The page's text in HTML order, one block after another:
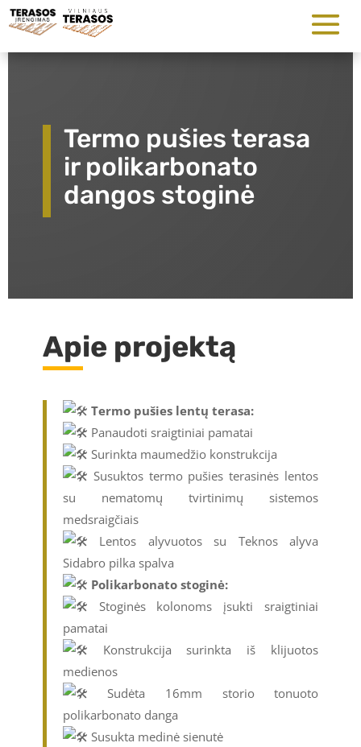
Termo pušies terasa
ir polikarbonato
dangos stoginė
Apie projektą
Termo pušies lentų terasa:
Panaudoti sraigtiniai pamatai
Surinkta maumedžio konstrukcija
Susuktos termo pušies terasinės lentos
su nematomų tvirtinimų sistemos
medsraigčiais
Lentos alyvuotos su Teknos alyva
Sidabro pilka spalva
Polikarbonato stoginė:
Stoginės kolonoms įsukti sraigtiniai
pamatai
Konstrukcija surinkta iš klijuotos
medienos
Sudėta 16mm storio tonuoto
polikarbonato danga
Susukta medinė sienutė